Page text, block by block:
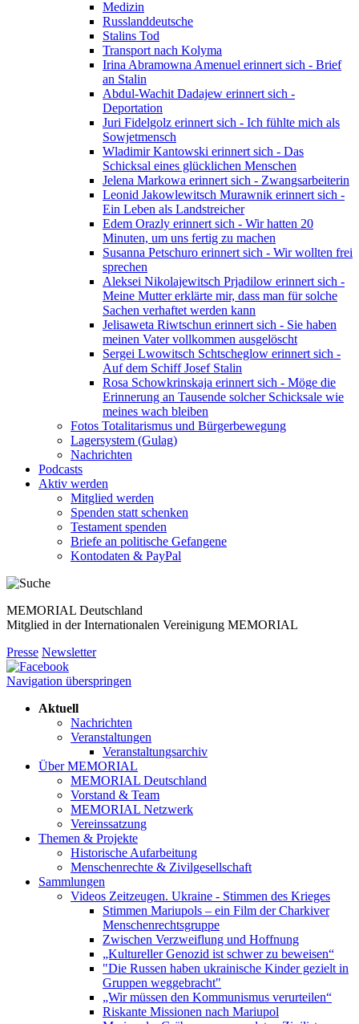
Medizin
Russlanddeutsche
Stalins Tod
Transport nach Kolyma
Irina Abramowna Amenuel erinnert sich - Brief
an Stalin
Abdul-Wachit Dadajew erinnert sich -
Deportation
Juri Fidelgolz erinnert sich - Ich fühlte mich als
Sowjetmensch
Wladimir Kantowski erinnert sich - Das
Schicksal eines glücklichen Menschen
Jelena Markowa erinnert sich - Zwangsarbeiterin
Leonid Jakowlewitsch Murawnik erinnert sich -
Ein Leben als Landstreicher
Edem Orazly erinnert sich - Wir hatten 20
Minuten, um uns fertig zu machen
Susanna Petschuro erinnert sich - Wir wollten frei
sprechen
Aleksei Nikolajewitsch Prjadilow erinnert sich -
Meine Mutter erklärte mir, dass man für solche
Sachen verhaftet werden kann
Jelisaweta Riwtschun erinnert sich - Sie haben
meinen Vater vollkommen ausgelöscht
Sergei Lwowitsch Schtscheglow erinnert sich -
Auf dem Schiff Josef Stalin
Rosa Schowkrinskaja erinnert sich - Möge die
Erinnerung an Tausende solcher Schicksale wie
meines wach bleiben
Fotos Totalitarismus und Bürgerbewegung
Lagersystem (Gulag)
Nachrichten
Podcasts
Aktiv werden
Mitglied werden
Spenden statt schenken
Testament spenden
Briefe an politische Gefangene
Kontodaten & PayPal
MEMORIAL Deutschland
Mitglied in der Internationalen Vereinigung MEMORIAL
Presse Newsletter
Navigation überspringen
Aktuell
Nachrichten
Veranstaltungen
Veranstaltungsarchiv
Über MEMORIAL
MEMORIAL Deutschland
Vorstand & Team
MEMORIAL Netzwerk
Vereinssatzung
Themen & Projekte
Historische Aufarbeitung
Menschenrechte & Zivilgesellschaft
Sammlungen
Videos Zeitzeugen. Ukraine - Stimmen des Krieges
Stimmen Mariupols – ein Film der Charkiver
Menschenrechtsgruppe
Zwischen Verzweiflung und Hoffnung
„Kultureller Genozid ist schwer zu beweisen“
"Die Russen haben ukrainische Kinder gezielt in
Gruppen weggebracht"
„Wir müssen den Kommunismus verurteilen“
Riskante Missionen nach Mariupol